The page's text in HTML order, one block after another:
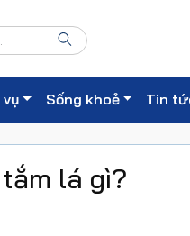
vụ Sống khoẻ Tin
lá gì?